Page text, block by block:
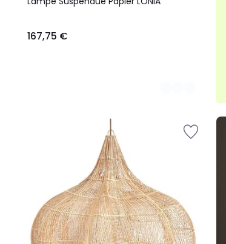
167,75 €